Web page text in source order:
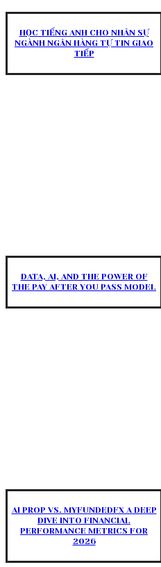
HỌC TIẾNG ANH CHO NHÂN SỰ
NGÀNH NGÂN HÀNG TỰ TIN GIAO
TIẾP
DATA, AI, AND THE POWER OF
THE PAY AFTER YOU PASS MODEL
AI PROP VS. MYFUNDEDFX A DEEP
DIVE INTO FINANCIAL
PERFORMANCE METRICS FOR
2026